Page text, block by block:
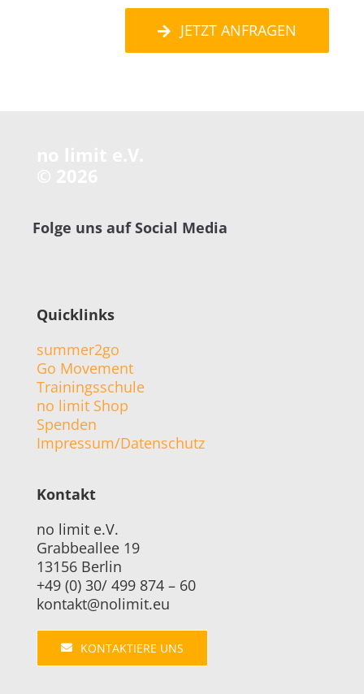
JETZT ANFRAGEN
Folge uns auf Social Media
Quicklinks
summer2go
Go Movement
Trainingsschule
no limit Shop
Spenden
Impressum/Datenschutz
Kontakt
no limit e.V.
Grabbeallee 19
13156 Berlin
+49 (0) 30/ 499 874 – 60
kontakt@nolimit.eu
KONTAKTIERE UNS